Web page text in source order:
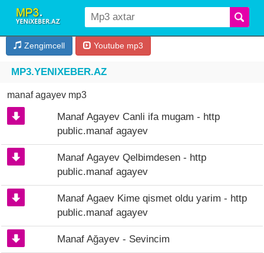
Zengimcell Youtube mp3
MP3.YENIXEBER.AZ
manaf agayev mp3
Manaf Agayev Canli ifa mugam - http
public.manaf agayev
Manaf Agayev Qelbimdesen - http
public.manaf agayev
Manaf Agaev Kime qismet oldu yarim - http
public.manaf agayev
Manaf Ağayev - Sevincim